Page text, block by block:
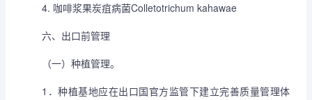
4. 咖啡浆果炭疽病菌Colletotrichum kahawae
六、出口前管理
（一）种植管理。
1．种植基地应在出口国官方监管下建立完善质量管理体